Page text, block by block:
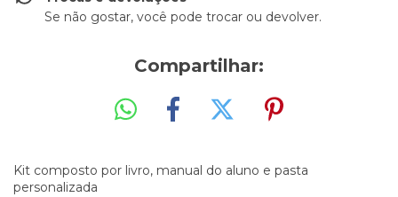
Se não gostar, você pode trocar ou devolver.
Compartilhar:
Kit composto por livro, manual do aluno e pasta
personalizada